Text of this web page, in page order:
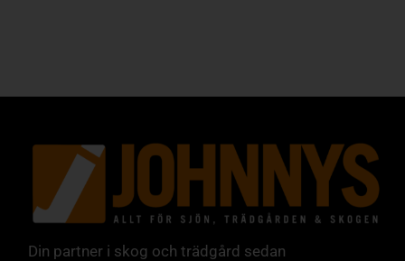
Din partner i skog och trädgård sedan